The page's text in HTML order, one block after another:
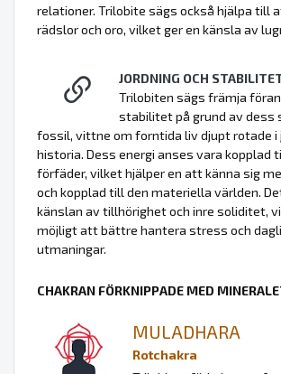
relationer. Trilobite sägs också hjälpa till
rädslor och oro, vilket ger en känsla av
JORDNING OCH
Trilobiten sägs främja
stabilitet på grund av dess
fossil, vittne om forntida liv djupt rotade i
historia. Dess energi anses vara kopplad
förfäder, vilket hjälper en att känna sig
och kopplad till den materiella världen.
känslan av tillhörighet och inre soliditet,
möjligt att bättre hantera stress och
utmaningar.
CHAKRAN FÖRKNIPPADE MED
MULADHARA
Rotchakra